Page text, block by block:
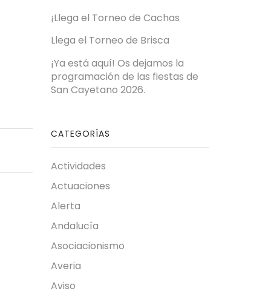
¡Llega el Torneo de Cachas
Llega el Torneo de Brisca
¡Ya está aquí! Os dejamos la
programación de las fiestas de
San Cayetano 2026.
CATEGORÍAS
Actividades
Actuaciones
Alerta
Andalucía
Asociacionismo
Averia
Aviso